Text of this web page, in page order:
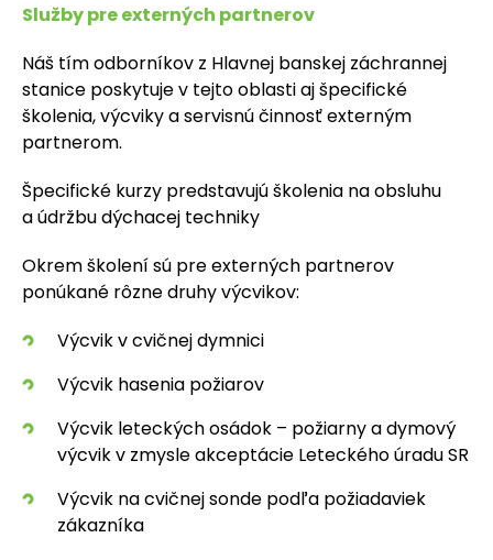
Služby pre externých partnerov
Náš tím odborníkov z Hlavnej banskej záchrannej
stanice poskytuje v tejto oblasti aj špecifické
školenia, výcviky a servisnú činnosť externým
partnerom.
Špecifické kurzy predstavujúškolenia na obsluhu
a údržbu dýchacej techniky
Okrem školení sú pre externých partnerov
ponúkané rôzne druhy výcvikov:
Výcvik v cvičnej dymnici
Výcvik hasenia požiarov
Výcvik leteckých osádok – požiarny a dymový
výcvik v zmysle akceptácie Leteckého úradu SR
Výcvik na cvičnej sonde podľa požiadaviek
zákazníka